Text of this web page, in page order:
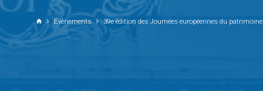
ALLER AU CONTENU PRINCIPAL
Événements 39e édition des Journées européennes du patrimoine